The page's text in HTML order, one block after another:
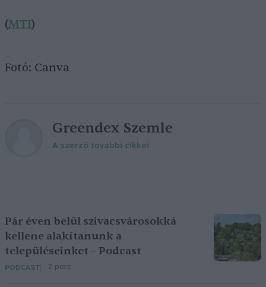
(MTI)
Fotó: Canva
Greendex Szemle
A szerző további cikkei
Pár éven belül szivacsvárosokká
kellene alakítanunk a
településeinket – Podcast
PODCAST 2 perc